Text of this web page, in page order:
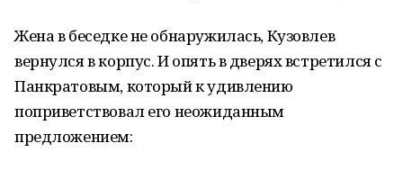
Жена в беседке не обнаружилась, Кузовлев
вернулся в корпус. И опять в дверях встретился с
Панкратовым, который к удивлению
поприветствовал его неожиданным
предложением: